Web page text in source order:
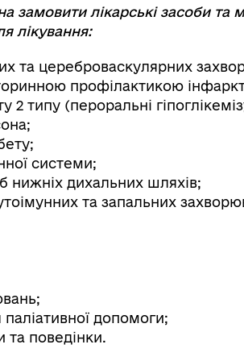
Категорії заяв
замовити лікарські засоби
лікування:
та цереброваскулярних
профілактикою
2 типу (пероральні
системи;
нижніх дихальних шляхів;
та запальних
допомоги;
та поведінки.